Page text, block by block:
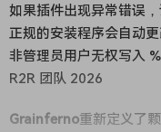
如果插件出现异常错误
正规的安装程序会自动
非管理员用户无权写入
R2R 团队 2026
Grainferno重新定义了颗